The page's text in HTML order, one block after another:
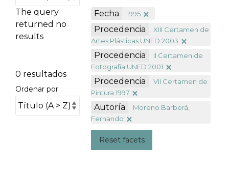
The query
returned no
results
0 resultados
Ordenar por
Fecha 1995
Procedencia
XIII Certamen de
Artes Plásticas UNED 2003
Procedencia
II Certamen de
Fotografía UNED 2001
Procedencia
VII Certamen de
Pintura 1997
Autoría
Moreno Barberá,
Fernando
Reset facets